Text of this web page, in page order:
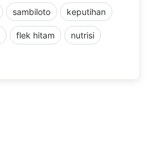
sambiloto keputihan
flek hitam nutrisi